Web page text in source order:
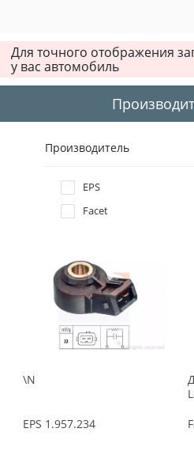
2010
2008
2007
2006
2005
2004
2003
2001
Для точного отображения
у вас автомобиль
Производитель
EPS
Facet
\N
EPS 1.957.234